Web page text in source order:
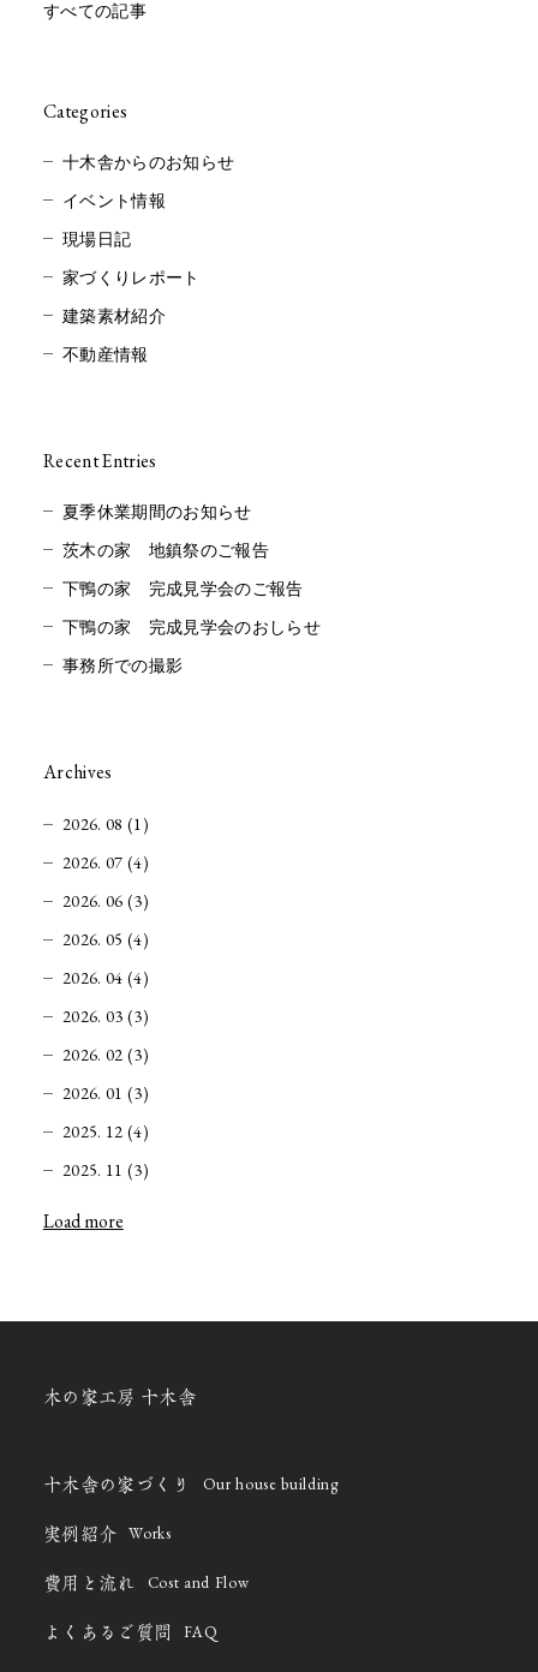
すべての記事
Categories
十木舎からのお知らせ
イベント情報
現場日記
家づくりレポート
建築素材紹介
不動産情報
Recent Entries
夏季休業期間のお知らせ
茨木の家 地鎮祭のご報告
下鴨の家 完成見学会のご報告
下鴨の家 完成見学会のおしらせ
事務所での撮影
Archives
2026. 08 (1)
2026. 07 (4)
2026. 06 (3)
2026. 05 (4)
2026. 04 (4)
2026. 03 (3)
2026. 02 (3)
2026. 01 (3)
2025. 12 (4)
2025. 11 (3)
Load more
木の家工房 十木舎
十木舎の家づくり Our house building
実例紹介 Works
費用と流れ Cost and Flow
よくあるご質問 FAQ